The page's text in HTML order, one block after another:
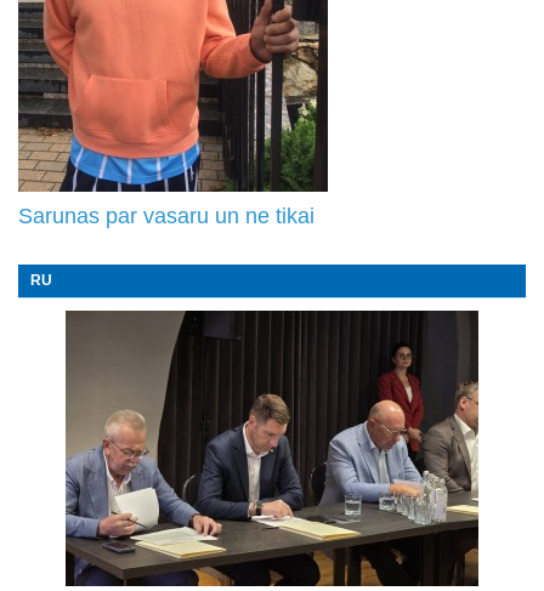
Sarunas par vasaru un ne tikai
RU